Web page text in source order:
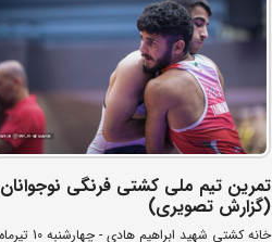
تمرین تیم ملی کشتی فرنگی نوجوانان
(گزارش تصویری)
خانه کشتی شهید ابراهیم هادی - چهارشنبه 10 تیرماه